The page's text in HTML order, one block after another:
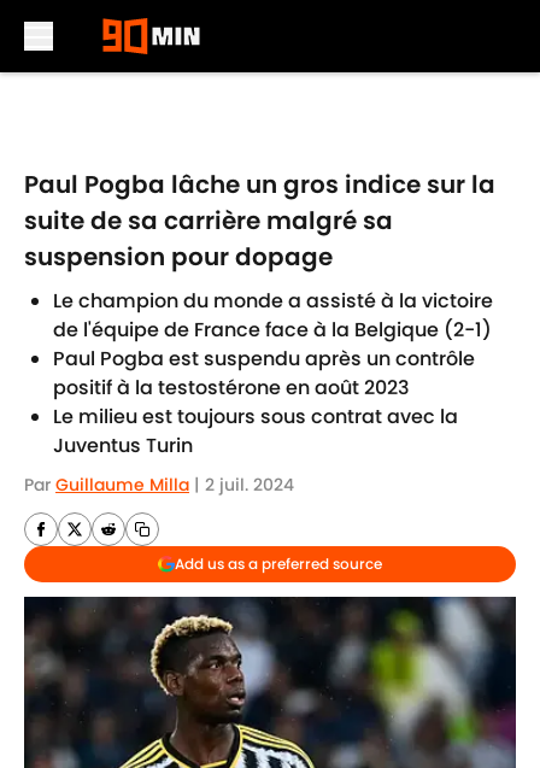
Paul Pogba lâche un gros indice sur la
suite de sa carrière malgré sa
suspension pour dopage
Le champion du monde a assisté à la victoire
de l'équipe de France face à la Belgique (2-1)
Paul Pogba est suspendu après un contrôle
positif à la testostérone en août 2023
Le milieu est toujours sous contrat avec la
Juventus Turin
Par Guillaume Milla | 2 juil. 2024
Add us as a preferred source